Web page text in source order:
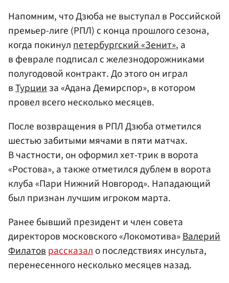
Напомним, что Дзюба не выступал в Российской
премьер-лиге (РПЛ) с конца прошлого сезона,
когда покинул петербургский «Зенит», а
в феврале подписал с железнодорожниками
полугодовой контракт. До этого он играл
вТурции за «Адана Демирспор», в котором
провел всего несколько месяцев.
После возвращения в РПЛ Дзюба отметился
шестью забитыми мячами в пяти матчах.
В частности, он оформил хет-трик в ворота
«Ростова», а также отметился дублем в ворота
клуба «Пари Нижний Новгород». Нападающий
был признан лучшим игроком марта.
Ранее бывший президент и член совета
директоров московского «Локомотива»Валерий
Филатоврассказало последствиях инсульта,
перенесенного несколько месяцев назад.